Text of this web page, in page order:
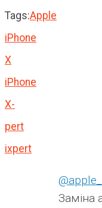
Tags:Apple
iPhone
X
iPhone
X-
pert
ixpert
Заміна